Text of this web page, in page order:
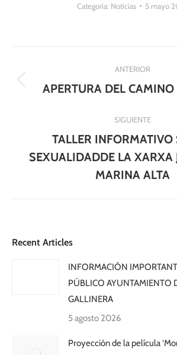
Categoría: Noticias 5 mayo
entre
publicaciones
ANTERIOR
Publicación
APERTURA DEL
SIGUIENTE
Publicación
siguiente:
TALLER INFORMATIVO
SEXUALIDADDE LA XARXA
MARINA ALTA
Recent Articles
INFORMACIÓN
PÚBLICO AYUNTAMIENTO
GALLINERA
5 agosto 2026
Proyección de la película